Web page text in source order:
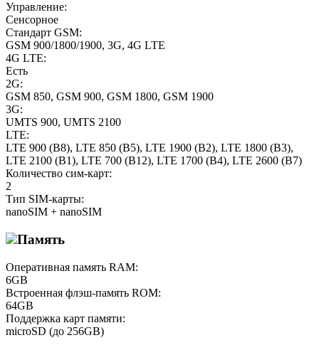
Управление:
Сенсорное
Стандарт GSM:
GSM 900/1800/1900, 3G, 4G LTE
4G LTE:
Есть
2G:
GSM 850, GSM 900, GSM 1800, GSM 1900
3G:
UMTS 900, UMTS 2100
LTE:
LTE 900 (B8), LTE 850 (B5), LTE 1900 (B2), LTE 1800 (B3),
LTE 2100 (B1), LTE 700 (B12), LTE 1700 (B4), LTE 2600 (B7)
Количество сим-карт:
2
Тип SIM-карты:
nanoSIM + nanoSIM
Память
Оперативная память RAM:
6GB
Встроенная флэш-память ROM:
64GB
Поддержка карт памяти:
microSD (до 256GB)